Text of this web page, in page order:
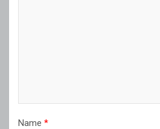
Name *